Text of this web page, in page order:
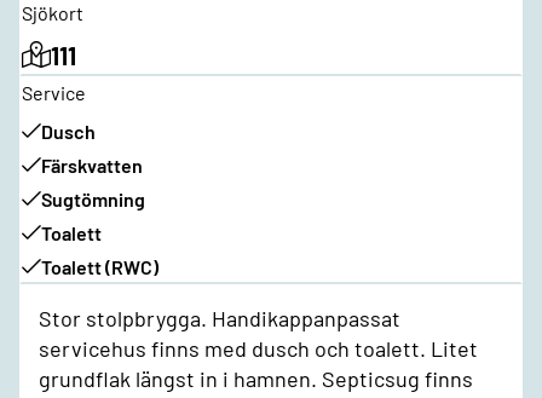
Sjökort
111
Service
Dusch
Färskvatten
Sugtömning
Toalett
Toalett (RWC)
Stor stolpbrygga. Handikappanpassat
servicehus finns med dusch och toalett. Litet
grundflak längst in i hamnen. Septicsug finns